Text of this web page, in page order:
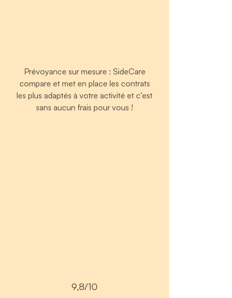
Prévoyance sur mesure : SideCare
compare et met en place les contrats
les plus adaptés à votre activité et c'est
sans aucun frais pour vous !
9,8/10